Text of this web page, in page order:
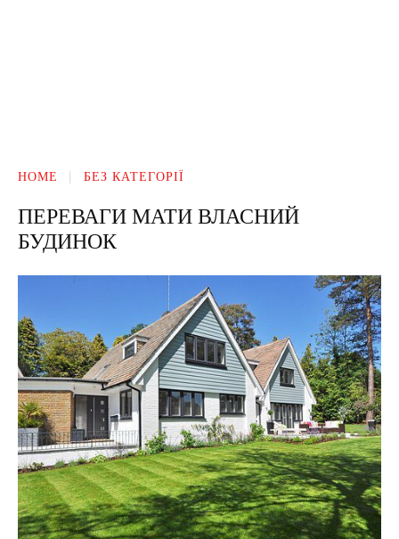
HOME БЕЗ КАТЕГОРІЇ
ПЕРЕВАГИ МАТИ ВЛАСНИЙ
БУДИНОК